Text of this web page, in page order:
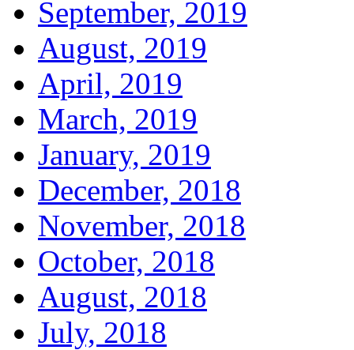
September, 2019
August, 2019
April, 2019
March, 2019
January, 2019
December, 2018
November, 2018
October, 2018
August, 2018
July, 2018